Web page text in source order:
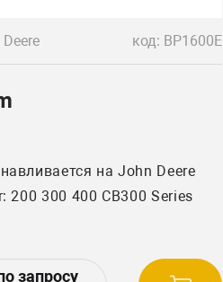
код: BP1600E
на John Deere
200 300 400 CB300 Series